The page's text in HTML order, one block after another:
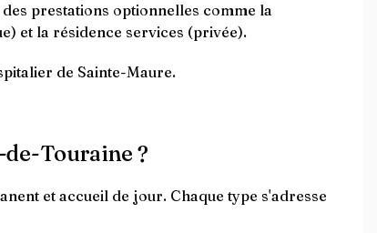
prestations optionnelles comme la
et la résidence services (privée).
de Sainte-Maure.
de-Touraine ?
et accueil de jour. Chaque type s'adresse